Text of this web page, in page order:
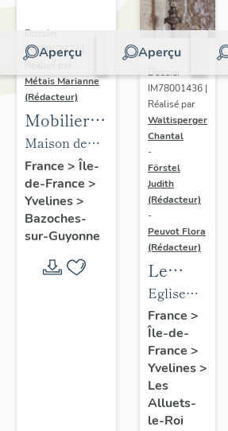
Aperçu
Dossier
IM78002723 |
Métais Marianne
(Rédacteur)
Mobilier
de la
maison
Louis
Carré
Maison de
villégiature
dite maison
Louis Carré
France > Île-
de-France >
Yvelines>
Bazoches-
sur-Guyonne
Aperçu
Dossier
IM78001436 |
Réalisé par
Waltisperger
Chantal
-
Förstel
Judith
(Rédacteur)
-
Peuvot Flora
(Rédacteur)
Le
mobilier
de
l'église
Saint-
Nicolas
Eglise
paroissiale
Saint-
Nicolas
France >
Île-de-
France >
Yvelines>
Les
Alluets-
le-Roi